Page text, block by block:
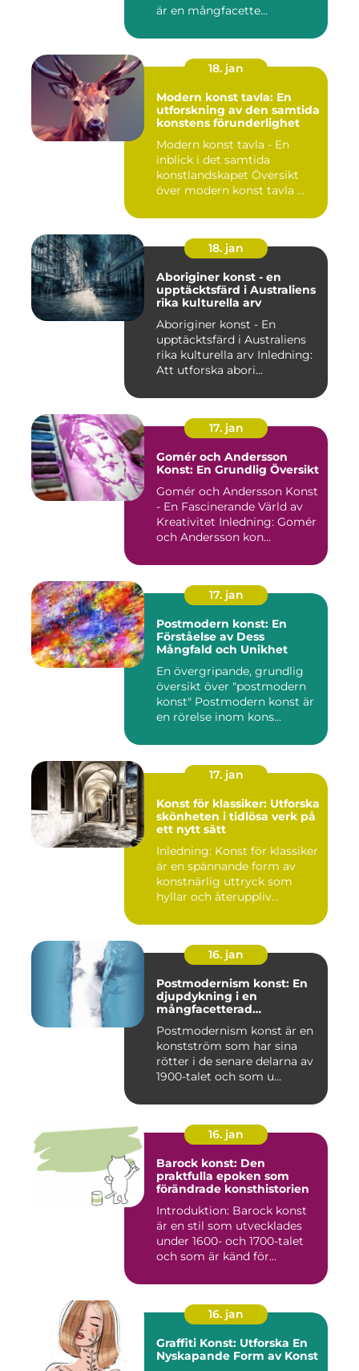
är en mångfacette...
18. jan
Modern konst tavla: En
utforskning av den samtida
konstens förunderlighet
Modern konst tavla - En
inblick i det samtida
konstlandskapet Översikt
över modern konst tavla ...
18. jan
Aboriginer konst - en
upptäcktsfärd i Australiens
rika kulturella arv
Aboriginer konst - En
upptäcktsfärd i Australiens
rika kulturella arv Inledning:
Att utforska abori...
17. jan
Gomér och Andersson
Konst: En Grundlig Översikt
Gomér och Andersson Konst
- En Fascinerande Värld av
Kreativitet Inledning: Gomér
och Andersson kon...
17. jan
Postmodern konst: En
Förståelse av Dess
Mångfald och Unikhet
En övergripande, grundlig
översikt över "postmodern
konst" Postmodern konst är
en rörelse inom kons...
17. jan
Konst för klassiker: Utforska
skönheten i tidlösa verk på
ett nytt sätt
Inledning: Konst för klassiker
är en spännande form av
konstnärlig uttryck som
hyllar och återuppliv...
16. jan
Postmodernism konst: En
djupdykning i en
mångfacetterad
Postmodernism konst är en
konstström som har sina
rötter i de senare delarna av
1900-talet och som u...
16. jan
Barock konst: Den
praktfulla epoken som
förändrade konsthistorien
Introduktion: Barock konst
är en stil som utvecklades
under 1600- och 1700-talet
och som är känd för...
16. jan
Graffiti Konst: Utforska En
Nyskapande Form av Konst